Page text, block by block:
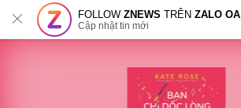
FOLLOWZNEWS TRÊNZALO OA
Cập nhật tin mới